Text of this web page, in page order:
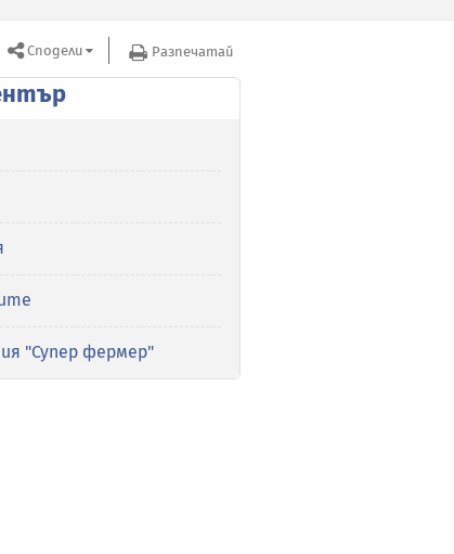
Сподели Разпечатай
"Супер фермер"